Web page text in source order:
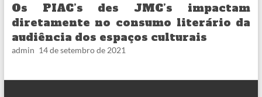
Os PIAC’s des JMC’s impactam
diretamente no consumo literário da
audiência dos espaços culturais
admin 14 de setembro de 2021